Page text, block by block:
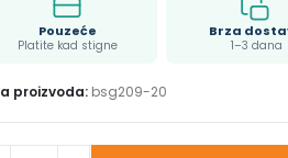
Pouzeće
Platite kad stigne
Brza
1–3 dana
proizvoda: bsg209-20